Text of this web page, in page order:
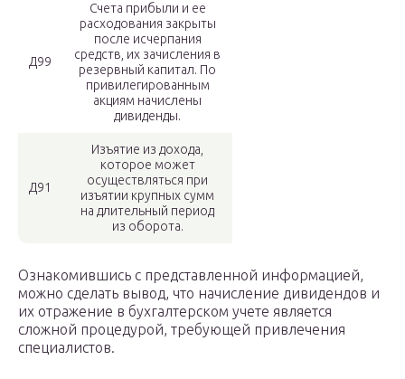
Д99
Счета прибыли и ее
расходования закрыты
после исчерпания
средств, их зачисления в
резервный капитал. По
привилегированным
акциям начислены
дивиденды.
Д91
Изъятие из дохода,
которое может
осуществляться при
изъятии крупных сумм
на длительный период
из оборота.
Ознакомившись с представленной информацией,
можно сделать вывод, что начисление дивидендов и
их отражение в бухгалтерском учете является
сложной процедурой, требующей привлечения
специалистов.